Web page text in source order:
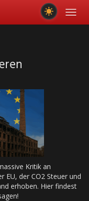
Kritik an
EU, der CO2 Steuer und
erhoben. Hier findest